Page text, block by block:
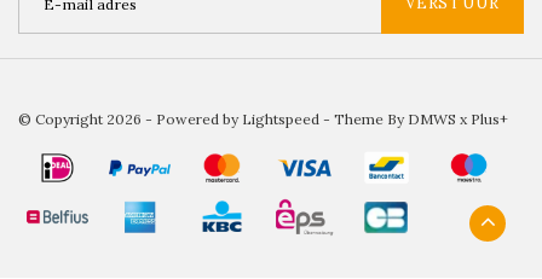
© Copyright 2026 - Powered by Lightspeed - Theme By DMWS x Plus+